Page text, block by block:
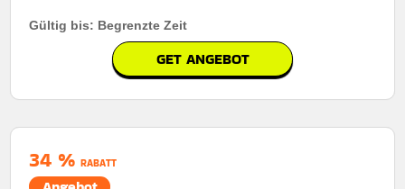
Gültig bis: Begrenzte Zeit
GET ANGEBOT
34 % RABATT